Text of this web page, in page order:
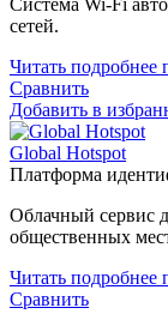
сетей.
Читать подробнее
Сравнить
Добавить в
Global Hotspot
Платформа
Облачный сервис
общественных
Читать подробнее
Сравнить